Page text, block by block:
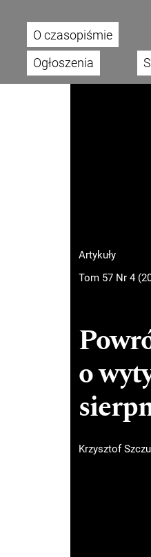
Main menu
O czasopiśmie
Ogłoszenia
Artykuły
Tom 57 Nr 4
o
Krzysztof